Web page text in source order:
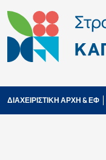
ΔΙΑΧΕΙΡΙΣΤΙΚΗ ΑΡΧΗ & ΕΦ